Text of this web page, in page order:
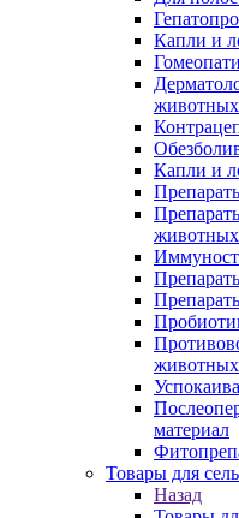
Капли и
животных
Капли и
животных
животных
материал
Товары для
Назад